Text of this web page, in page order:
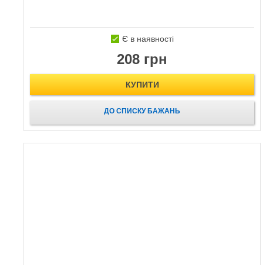
Є в наявності
208 грн
КУПИТИ
ДО СПИСКУ БАЖАНЬ